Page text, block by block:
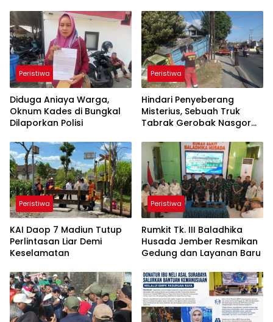
Peristiwa
Diduga Aniaya Warga,
Oknum Kades di Bungkal
Dilaporkan Polisi
Peristiwa
Hindari Penyeberang
Misterius, Sebuah Truk
Tabrak Gerobak Nasgor
Ponorogo
Peristiwa
KAI Daop 7 Madiun Tutup
Perlintasan Liar Demi
Keselamatan
Peristiwa
Rumkit Tk. III Baladhika
Husada Jember Resmikan
Gedung dan Layanan Baru